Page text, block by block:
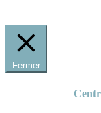
Fermer